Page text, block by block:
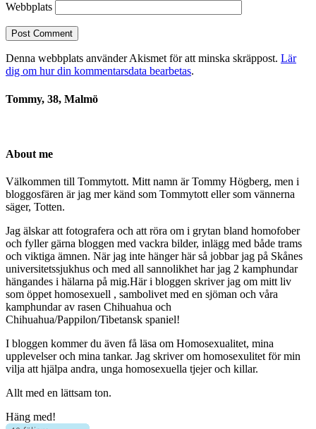
Webbplats
Denna webbplats använder Akismet för att minska skräppost. Lär
dig om hur din kommentarsdata bearbetas.
Tommy, 38, Malmö
About me
Välkommen till Tommytott. Mitt namn är Tommy Högberg, men i
bloggosfären är jag mer känd som Tommytott eller som vännerna
säger, Totten.
Jag älskar att fotografera och att röra om i grytan bland homofober
och fyller gärna bloggen med vackra bilder, inlägg med både trams
och viktiga ämnen. När jag inte hänger här så jobbar jag på Skånes
universitetssjukhus och med all sannolikhet har jag 2 kamphundar
hängandes i hälarna på mig.Här i bloggen skriver jag om mitt liv
som öppet homosexuell , sambolivet med en sjöman och våra
kamphundar av rasen Chihuahua och
Chihuahua/Pappilon/Tibetansk spaniel!
I bloggen kommer du även få läsa om Homosexualitet, mina
upplevelser och mina tankar. Jag skriver om homosexulitet för min
vilja att hjälpa andra, unga homosexuella tjejer och killar.
Allt med en lättsam ton.
Häng med!